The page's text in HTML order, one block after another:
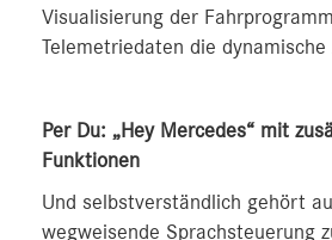
Visualisierung der
Telemetriedaten die dynamische
Per Du: „Hey Mercedes“ mit
Funktionen
Und selbstverständlich gehört
wegweisende Sprachsteuerung